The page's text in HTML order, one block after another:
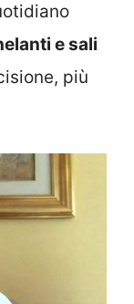
e sali
più